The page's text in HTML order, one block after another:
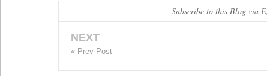
Subscribe to this Blog via
NEXT
« Prev Post